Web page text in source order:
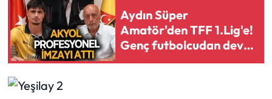
Aydın Süper
Amatör'den TFF 1.Lig'e!
Genç futbolcudan dev
transfer!